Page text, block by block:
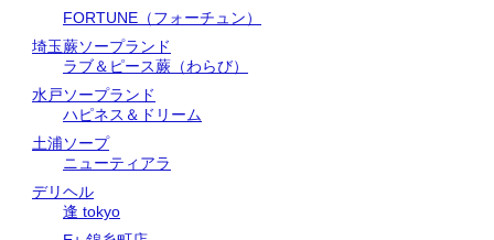
FORTUNE（フォーチュン）
埼玉蕨ソープランド
ラブ＆ピース蕨（わらび）
水戸ソープランド
ハピネス＆ドリーム
土浦ソープ
ニューティアラ
デリヘル
逢 tokyo